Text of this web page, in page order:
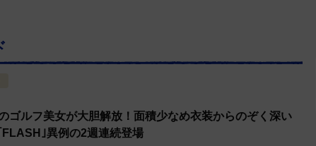
ゴルフ美女が大胆解放！面積少なめ衣装からのぞく深い
｣異例の2週連続登場